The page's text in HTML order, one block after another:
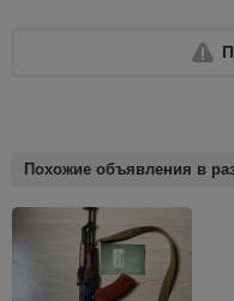
Похожие объявления в